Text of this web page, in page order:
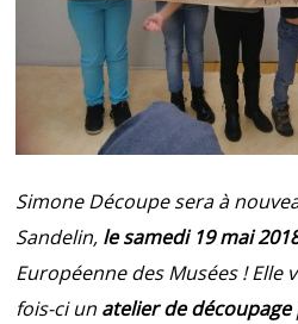
Simone Découpe sera à
Sandelin, le samedi 19 mai
Européenne des Musées ! Elle
fois-ci un atelier de découpage